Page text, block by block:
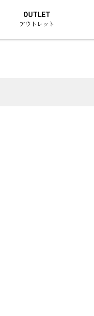
OUTLET
アウトレット